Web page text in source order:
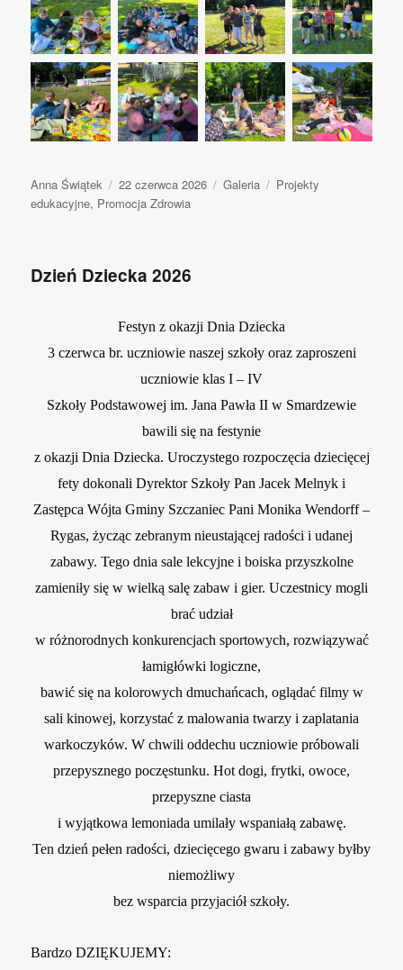
Autor
Anna Świątek Opublikowano
22 czerwca 2026
Format
Galeria Kategorie
Projekty
edukacyjne, Promocja Zdrowia
Dzień Dziecka 2026
Festyn z okazji Dnia Dziecka
3 czerwca br. uczniowie naszej szkoły oraz zaproszeni
uczniowie klas I – IV
Szkoły Podstawowej im. Jana Pawła II w Smardzewie
bawili się na festynie
z okazji Dnia Dziecka. Uroczystego rozpoczęcia dziecięcej
fety dokonali Dyrektor Szkoły Pan Jacek Melnyk i
Zastępca Wójta Gminy Szczaniec Pani Monika Wendorff –
Rygas, życząc zebranym nieustającej radości i udanej
zabawy. Tego dnia sale lekcyjne i boiska przyszkolne
zamieniły się w wielką salę zabaw i gier. Uczestnicy mogli
brać udział
w różnorodnych konkurencjach sportowych, rozwiązywać
łamigłówki logiczne,
bawić się na kolorowych dmuchańcach, oglądać filmy w
sali kinowej, korzystać z malowania twarzy i zaplatania
warkoczyków. W chwili oddechu uczniowie próbowali
przepysznego poczęstunku. Hot dogi, frytki, owoce,
przepyszne ciasta
i wyjątkowa lemoniada umilały wspaniałą zabawę.
Ten dzień pełen radości, dziecięcego gwaru i zabawy byłby
niemożliwy
bez wsparcia przyjaciół szkoły.
Bardzo DZIĘKUJEMY: